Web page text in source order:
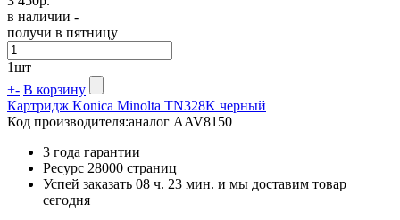
в наличии -
получи в пятницу
1шт
+- В корзину
Картридж Konica Minolta TN328K черный
Код производителя:аналог AAV8150
3 года гарантии
Ресурс 28000 страниц
Успей заказать 08 ч. 23 мин. и мы доставим товар
сегодня